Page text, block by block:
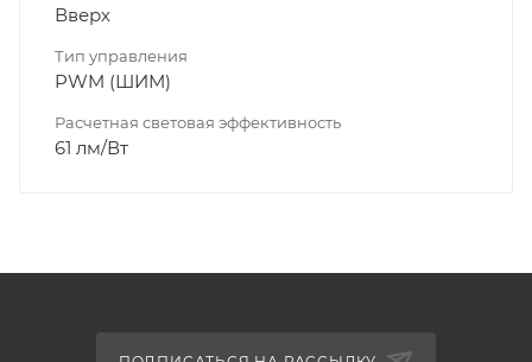
Вверх
Тип управления
PWM (ШИМ)
Расчетная световая эффективность
61 лм/Вт